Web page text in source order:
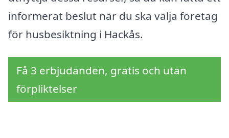
informerat beslut när du ska välja företag
för husbesiktning i Hackås.
Få 3 erbjudanden, gratis och utan
förpliktelser